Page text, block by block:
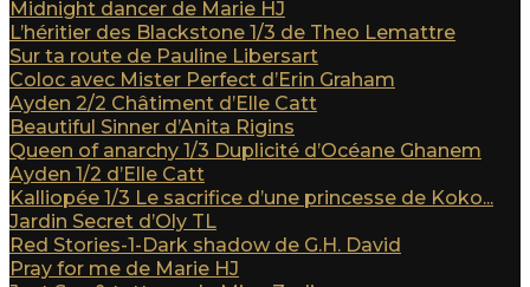
Midnight dancer de Marie HJ
L’héritier des Blackstone 1/3 de Theo Lemattre
Sur ta route de Pauline Libersart
Coloc avec Mister Perfect d’Erin Graham
Ayden 2/2 Châtiment d’Elle Catt
Beautiful Sinner d’Anita Rigins
Queen of anarchy 1/3 Duplicité d’Océane Ghanem
Ayden 1/2 d’Elle Catt
Kalliopée 1/3 Le sacrifice d’une princesse de Koko...
Jardin Secret d’Oly TL
Red Stories-1-Dark shadow de G.H. David
Pray for me de Marie HJ